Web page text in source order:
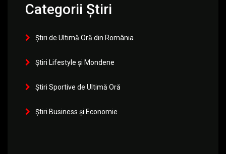
Categorii Știri
Știri de Ultimă Oră din România
Știri Lifestyle și Mondene
Știri Sportive de Ultimă Oră
Știri Business și Economie